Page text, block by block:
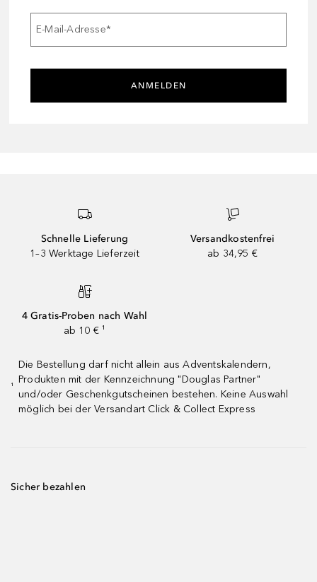
E-Mail-Adresse*
ANMELDEN
Schnelle Lieferung
1–3 Werktage Lieferzeit
Versandkostenfrei
ab 34,95 €
4 Gratis-Proben nach Wahl
ab 10 € ¹
¹
Die Bestellung darf nicht allein aus Adventskalendern,
Produkten mit der Kennzeichnung "Douglas Partner"
und/oder Geschenkgutscheinen bestehen. Keine Auswahl
möglich bei der Versandart Click & Collect Express
Sicher bezahlen